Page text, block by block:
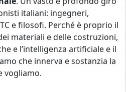
italiani: ingegneri,
e filosofi. Perché è proprio il
materiali e delle costruzioni,
e l’intelligenza artificiale e il
che innerva e sostanzia la
vogliamo.